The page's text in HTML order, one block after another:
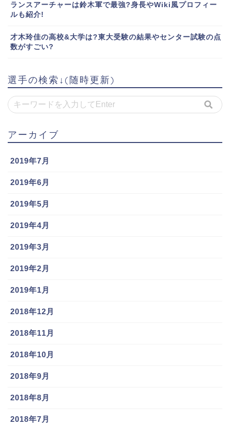
ランスアーチャーは鈴木軍で最強?身長やWiki風プロフィー
ルも紹介!
才木玲佳の高校&大学は?東大受験の結果やセンター試験の点
数がすごい?
選手の検索↓(随時更新)
アーカイブ
2019年7月
2019年6月
2019年5月
2019年4月
2019年3月
2019年2月
2019年1月
2018年12月
2018年11月
2018年10月
2018年9月
2018年8月
2018年7月